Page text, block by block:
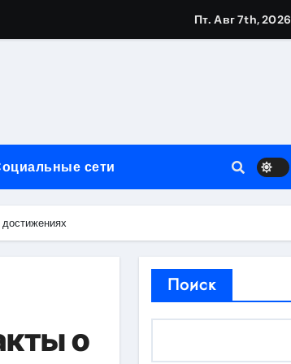
присутствия в 2026 году
по безопасности и советы по выбору
пополнением в USDT
и техническая поддержка
Пт. Авг 7th, 2026
сети
о
Поиск